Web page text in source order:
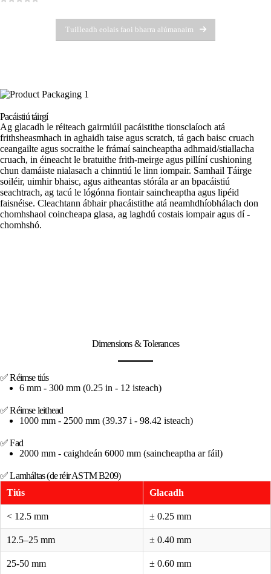
Tuilleadh eolais faoi bharra alúmanaim
Pacáistiú táirgí
Ag glacadh le réiteach gairmiúil pacáistithe tionsclaíoch atá
frithsheasmhach in aghaidh taise agus scratch, tá gach baisc cruach
ceangailte agus socraithe le frámaí saincheaptha adhmaid/stiallacha
cruach, in éineacht le bratuithe frith-meirge agus pillíní cushioning
chun damáiste nialasach a chinntiú le linn iompair. Samhail Táirge
soiléir, uimhir bhaisc, agus aitheantas stórála ar an bpacáistiú
seachtrach, ag tacú le lógónna fiontair saincheaptha agus lipéid
faisnéise. Cleachtann ábhair phacáistithe atá neamhdhíobhálach don
chomhshaol coincheapa glasa, ag laghdú costais iompair agus dí -
chomhshó.
Dimensions & Tolerances
✅ Réimse tiús
6 mm - 300 mm (0.25 in - 12 isteach)
✅ Réimse leithead
1000 mm - 2500 mm (39.37 i - 98.42 isteach)
✅ Fad
2000 mm - caighdeán 6000 mm (saincheaptha ar fáil)
✅ Lamháltas (de réir ASTM B209)
Tiús
Glacadh
< 12.5 mm ± 0.25 mm
12.5–25 mm ± 0.40 mm
25-50 mm ± 0.60 mm